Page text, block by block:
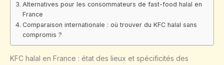
Alternatives pour les consommateurs de fast-food halal en
France
Comparaison internationale : où trouver du KFC halal sans
compromis ?
KFC halal en France : état des lieux et spécificités des